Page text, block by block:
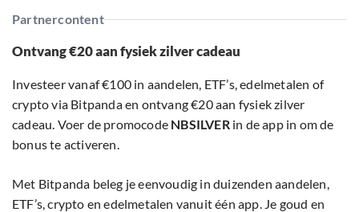
Partnercontent
Ontvang €20 aan fysiek zilver cadeau
Investeer vanaf €100 in aandelen, ETF’s, edelmetalen of
crypto via Bitpanda en ontvang €20 aan fysiek zilver
cadeau. Voer de promocode NBSILVERin de app in om de
bonus te activeren.
Met Bitpanda beleg je eenvoudig in duizenden aandelen,
ETF’s, crypto en edelmetalen vanuit één app. Je goud en